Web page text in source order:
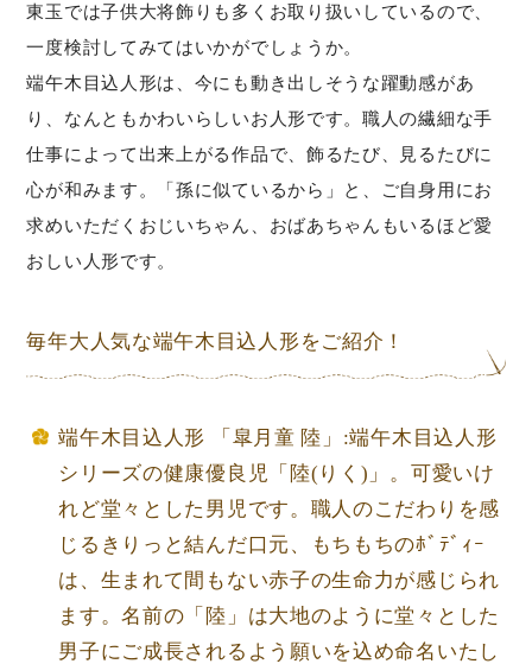
東玉では子供大将飾りも多くお取り扱いしているので、
一度検討してみてはいかがでしょうか。
端午木目込人形は、今にも動き出しそうな躍動感があ
り、なんともかわいらしいお人形です。職人の繊細な手
仕事によって出来上がる作品で、飾るたび、見るたびに
心が和みます。「孫に似ているから」と、ご自身用にお
求めいただくおじいちゃん、おばあちゃんもいるほど愛
おしい人形です。
毎年大人気な端午木目込人形をご紹介！
端午木目込人形 「皐月童 陸」:端午木目込人形
シリーズの健康優良児「陸(りく)」。可愛いけ
れど堂々とした男児です。職人のこだわりを感
じるきりっと結んだ口元、もちもちのﾎﾞﾃﾞｨｰ
は、生まれて間もない赤子の生命力が感じられ
ます。名前の「陸」は大地のように堂々とした
男子にご成長されるよう願いを込め命名いたし